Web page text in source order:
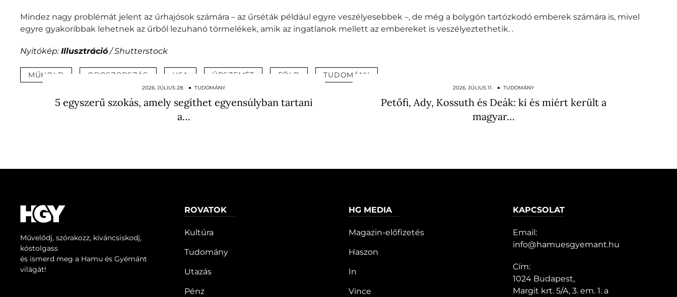
Mindez nagy problémát jelent az űrhajósok számára – az űrséták például egyre veszélyesebbek –, de még a bolygón tartózkodó emberek számára is, mivel
egyre gyakoribbak lehetnek az űrből lezuhanó törmelékek, amik az ingatlanok mellett az embereket is veszélyeztethetik. .
Nyitókép:Illusztráció/ Shutterstock
MŰHOLD OROSZORSZÁG USA ŰRSZEMÉT FÖLD TUDOMÁNY
2026. JÚLIUS 28. ● TUDOMÁNY
5 egyszerű szokás, amely segíthet egyensúlyban tartani
a…
2026. JÚLIUS 11. ● TUDOMÁNY
Petőfi, Ady, Kossuth és Deák: ki és miért került a
magyar…
Művelődj, szórakozz, kíváncsiskodj,
kóstolgass
és ismerd meg a Hamu és Gyémánt
világát!
ROVATOK
Kultúra
Tudomány
Utazás
Pénz
HG MEDIA
Magazin-előfizetés
Haszon
In
Vince
KAPCSOLAT
Email:
info@hamuesgyemant.hu
Cím:
1024 Budapest,
Margit krt. 5/A, 3. em. 1. a